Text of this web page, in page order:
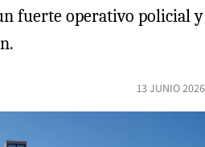
fuerte operativo policial y
13 JUNIO 2026